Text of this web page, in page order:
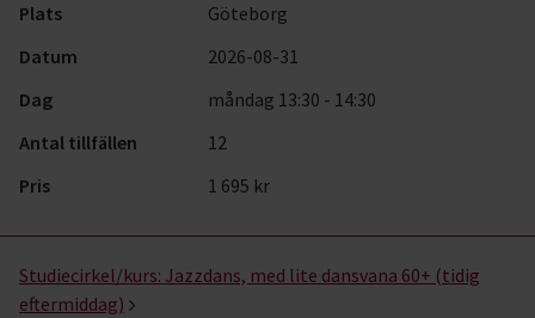
Plats
Göteborg
Datum
2026-08-31
Dag
måndag 13:30 - 14:30
Antal tillfällen
12
Pris
1 695 kr
Studiecirkel/kurs: Jazzdans, med lite dansvana 60+ (tidig
eftermiddag)